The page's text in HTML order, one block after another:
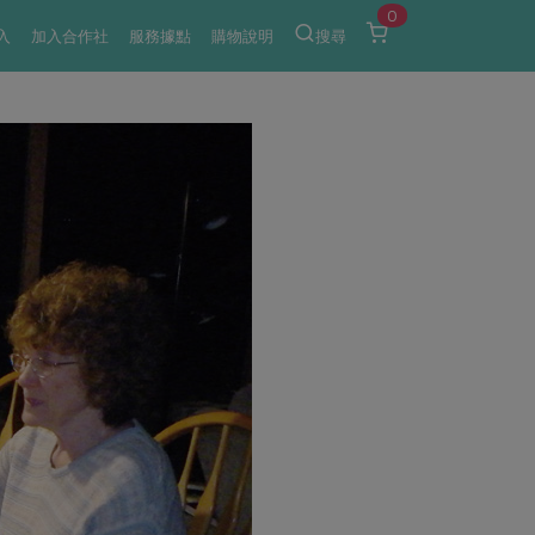
加入合作社 服務據點 購物說明 搜尋
0